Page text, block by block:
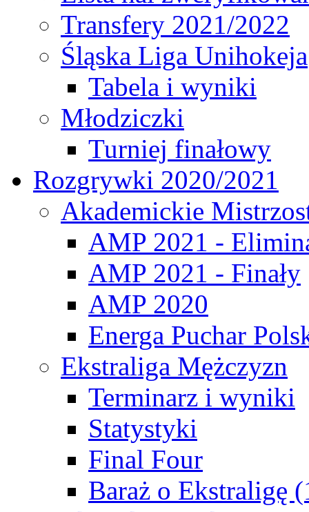
Transfery 2021/2022
Śląska Liga Unihokeja
Tabela i wyniki
Młodziczki
Turniej finałowy
Rozgrywki 2020/2021
Akademickie
AMP 2021 -
AMP 2021 - Finały
AMP 2020
Energa Puchar
Ekstraliga Mężczyzn
Terminarz i wyniki
Statystyki
Final Four
Baraż o Ekstraligę